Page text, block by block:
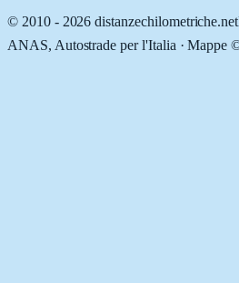
© 2010 - 2026 distanzechilometriche.net
ANAS, Autostrade per l'Italia · Mappe